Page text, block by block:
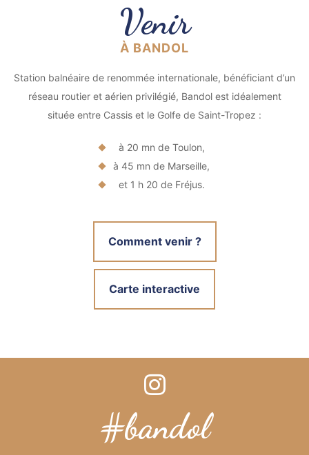
Venir
À BANDOL
Station balnéaire de renommée internationale, bénéficiant d’un
réseau routier et aérien privilégié, Bandol est idéalement
située entre Cassis et le Golfe de Saint-Tropez :
à 20 mn de Toulon,
à 45 mn de Marseille,
et 1 h 20 de Fréjus.
Comment venir ?
Carte interactive
#bandol